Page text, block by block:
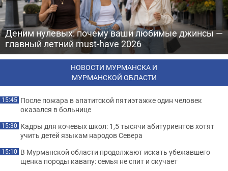
Деним нулевых: почему ваши любимые джинсы —
главный летний must-have 2026
НОВОСТИ МУРМАНСКА И
МУРМАНСКОЙ ОБЛАСТИ
15:45 После пожара в апатитской пятиэтажке один человек
оказался в больнице
15:30 Кадры для кочевых школ: 1,5 тысячи абитуриентов хотят
учить детей языкам народов Севера
15:10 В Мурманской области продолжают искать убежавшего
щенка породы кавапу: семья не спит и скучает